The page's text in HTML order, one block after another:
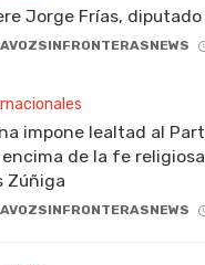
Jorge Frías, diputado
impone lealtad al
encima de la fe
Zúñiga